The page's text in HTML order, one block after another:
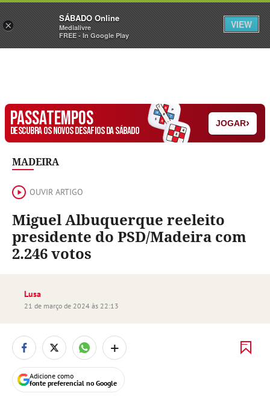
Sábado Assine Iniciar Sessão
PASSATEMPOS
DESCUBRA OS NOVOS DESAFIOS DA SÁBADO
JOGAR›
MADEIRA
OUVIR ARTIGO
Miguel Albuquerque reeleito
presidente do PSD/Madeira com
2.246 votos
Lusa
21 de março de 2024 às 22:13
+
Adicione como
fonte preferencial no Google
×
SÁBADO Online
Medialivre
FREE - In Google Play
VIEW